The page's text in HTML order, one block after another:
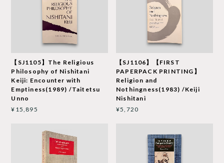
【SJ1105】The Religious
Philosophy of Nishitani
Keiji: Encounter with
Emptiness(1989) /Taitetsu
Unno
¥15,895
【SJ1106】【FIRST
PAPERPACK PRINTING】
Religion and
Nothingness(1983) /Keiji
Nishitani
¥5,720